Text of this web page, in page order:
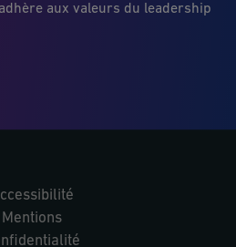
aux valeurs du leadership
Mentions